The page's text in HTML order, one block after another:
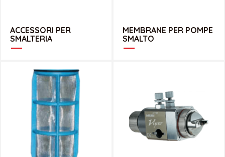
ACCESSORI PER
SMALTERIA
MEMBRANE PER POMPE
SMALTO
CATALOGO CARTUCCE FILTRO PER SMALTO